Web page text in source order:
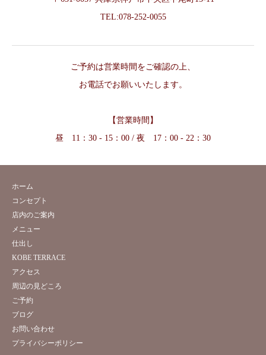
TEL:078-252-0055
ご予約は営業時間をご確認の上、
お電話でお願いいたします。
【営業時間】
昼 11：30 - 15：00 / 夜 17：00 - 22：30
ホーム
コンセプト
店内のご案内
メニュー
仕出し
KOBE TERRACE
アクセス
周辺の見どころ
ご予約
ブログ
お問い合わせ
プライバシーポリシー